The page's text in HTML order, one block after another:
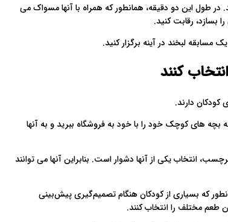
و آن را برای 2 دقیقه تنظیم کنید. در طول این دو دقیقه، همانطور که همراه با آنها مسواک می
بسازد، رقابت کنید.
لبخند در آینه برگزار کنید.
دارند.
های کوچک خود را با خود به فروشگاه ببرید و به آنها
انتخاب یکی از آنها دشوار است. بنابراین آنها می توانند
که بسیاری از کودکان هنگام تصمیم‌گیری پیش‌بینی
مختلف را انتخاب کنند.